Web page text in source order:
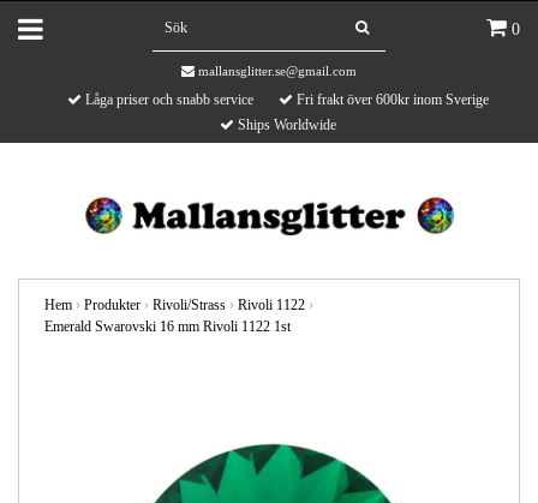
0
mallansglitter.se@gmail.com
Låga priser och snabb service
Fri frakt över 600kr inom Sverige
Ships Worldwide
Hem › Produkter › Rivoli/Strass › Rivoli 1122 ›
Emerald Swarovski 16 mm Rivoli 1122 1st